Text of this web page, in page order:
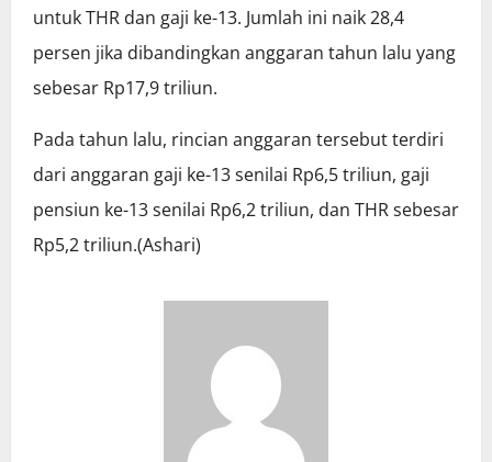
untuk THR dan gaji ke-13. Jumlah ini naik 28,4
persen jika dibandingkan anggaran tahun lalu yang
sebesar Rp17,9 triliun.
Pada tahun lalu, rincian anggaran tersebut terdiri
dari anggaran gaji ke-13 senilai Rp6,5 triliun, gaji
pensiun ke-13 senilai Rp6,2 triliun, dan THR sebesar
Rp5,2 triliun.(Ashari)